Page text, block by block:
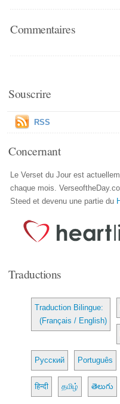
Commentaires
Souscrire
RSS
Concernant
Le Verset du Jour est
chaque mois.
Steed et devenu une partie du
Traductions
Traduction Bilingue:
(Français / English)
Русский Português
हिन्दी தமிழ் తెలుగు